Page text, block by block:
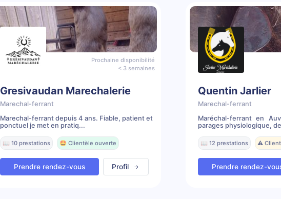
Prochaine disponibilité
< 3 semaines
Gresivaudan Marechalerie
Marechal-ferrant
Marechal-ferrant depuis 4 ans. Fiable, patient et
ponctuel je met en pratiq...
📖 10 prestations 🤩 Clientèle ouverte
Prendre rendez-vous Profil
Quentin Jarlier
Marechal-ferrant
Maréchal-ferrant en
parages physiologique,
📖 12 prestations ⚠️
Prendre rendez-